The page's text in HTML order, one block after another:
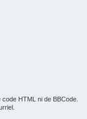
HTML ni de BBCode.